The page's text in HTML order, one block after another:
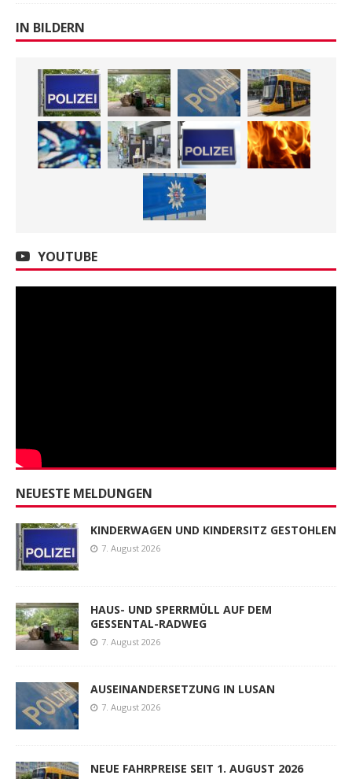
IN BILDERN
YOUTUBE
NEUESTE MELDUNGEN
KINDERWAGEN UND KINDERSITZ GESTOHLEN
7. August 2026
HAUS- UND SPERRMÜLL AUF DEM
GESSENTAL-RADWEG
7. August 2026
AUSEINANDERSETZUNG IN LUSAN
7. August 2026
NEUE FAHRPREISE SEIT 1. AUGUST 2026